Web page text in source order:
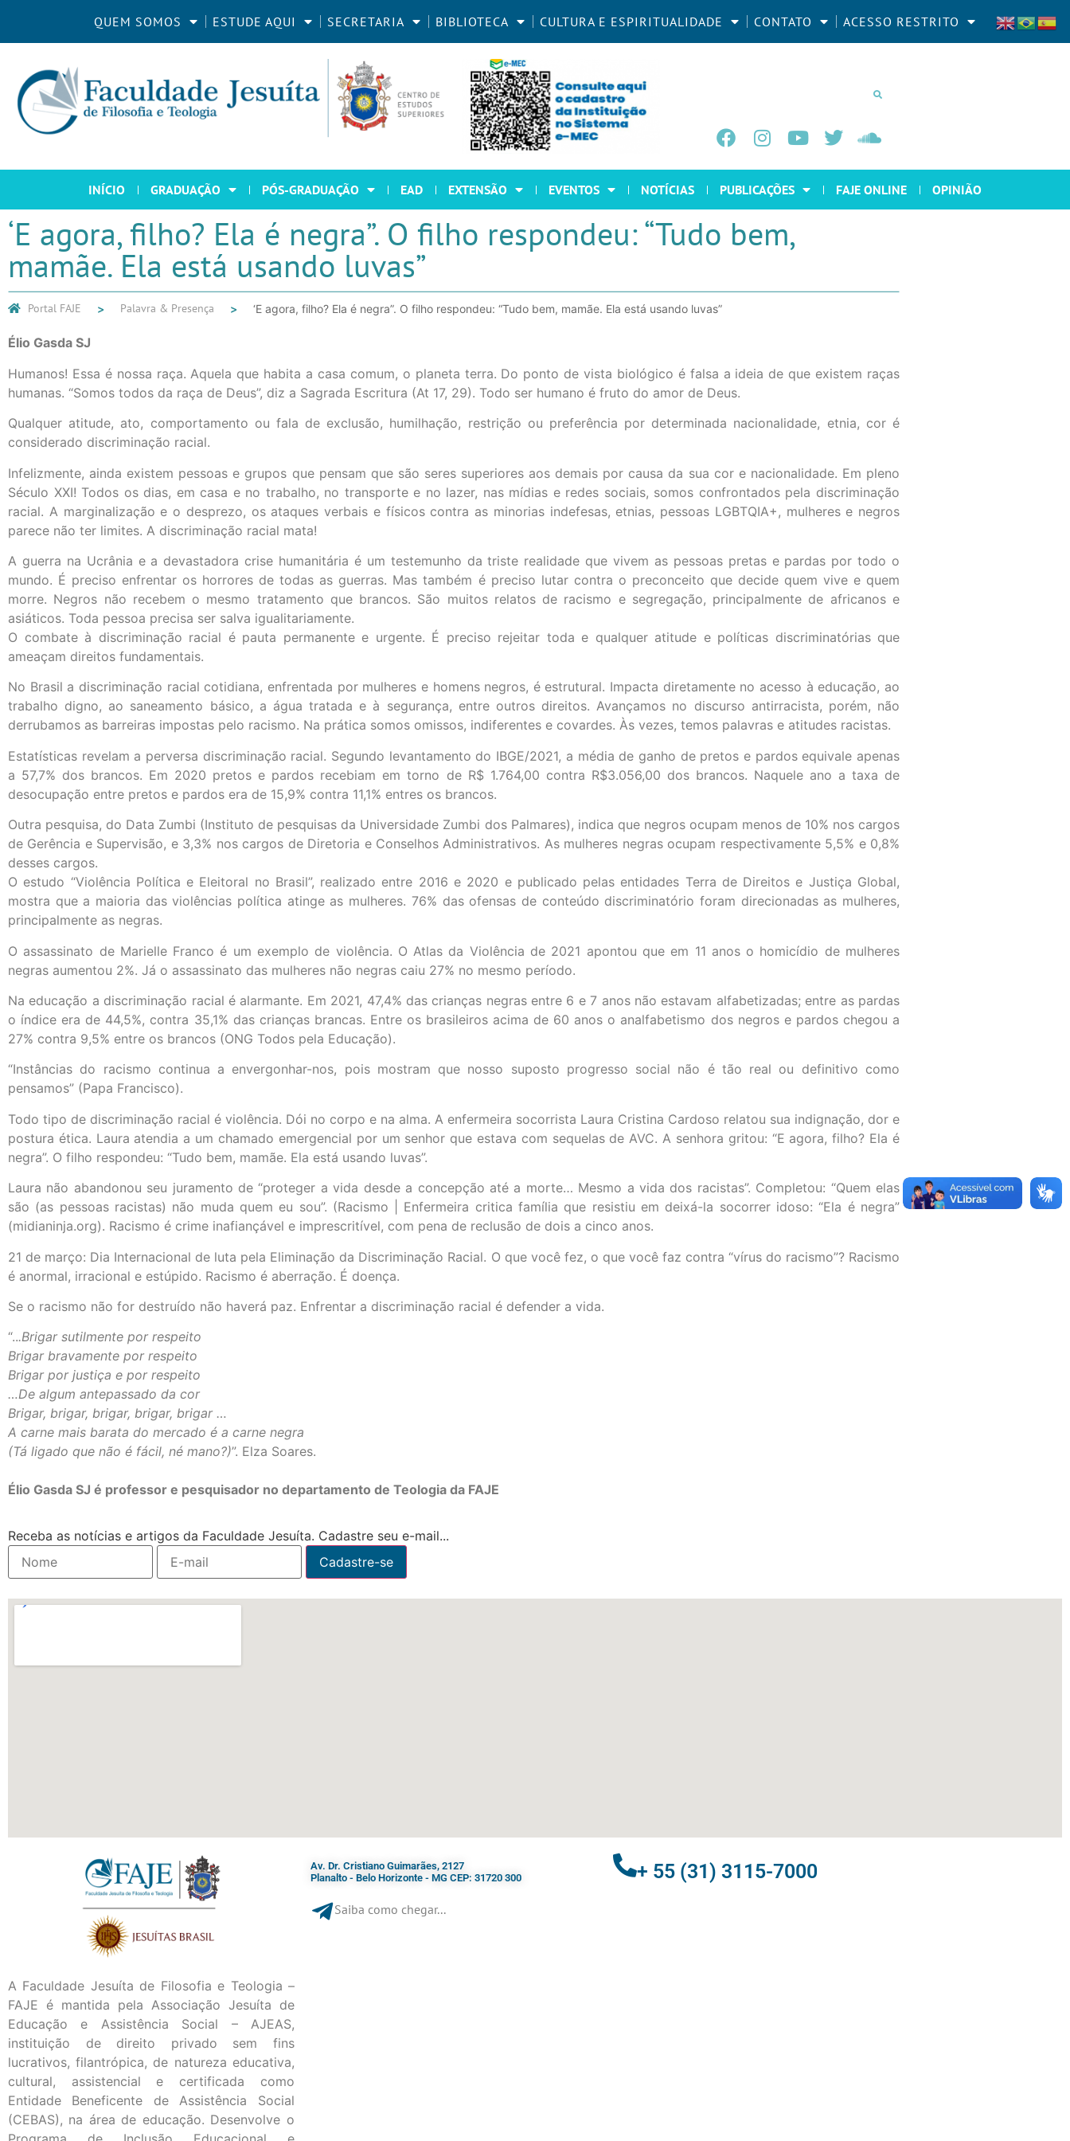
QUEM SOMOS ESTUDE AQUI SECRETARIA BIBLIOTECA CULTURA E ESPIRITUALIDADE CONTATO ACESSO RESTRITO
INÍCIO GRADUAÇÃO PÓS-GRADUAÇÃO EAD EXTENSÃO EVENTOS NOTÍCIAS PUBLICAÇÕES FAJE ONLINE OPINIÃO
‘E agora, filho? Ela é negra”. O filho respondeu: “Tudo bem,
mamãe. Ela está usando luvas”
Portal FAJE Palavra & Presença ‘E agora, filho? Ela é negra”. O filho respondeu: “Tudo bem, mamãe. Ela está usando luvas”
Élio Gasda SJ
Humanos! Essa é nossa raça. Aquela que habita a casa comum, o planeta terra. Do ponto de vista biológico é falsa a ideia de que existem raças
humanas. “Somos todos da raça de Deus”, diz a Sagrada Escritura (At 17, 29). Todo ser humano é fruto do amor de Deus.
Qualquer atitude, ato, comportamento ou fala de exclusão, humilhação, restrição ou preferência por determinada nacionalidade, etnia, cor é
considerado discriminação racial.
Infelizmente, ainda existem pessoas e grupos que pensam que são seres superiores aos demais por causa da sua cor e nacionalidade. Em pleno
Século XXI! Todos os dias, em casa e no trabalho, no transporte e no lazer, nas mídias e redes sociais, somos confrontados pela discriminação
racial. A marginalização e o desprezo, os ataques verbais e físicos contra as minorias indefesas, etnias, pessoas LGBTQIA+, mulheres e negros
parece não ter limites. A discriminação racial mata!
A guerra na Ucrânia e a devastadora crise humanitária é um testemunho da triste realidade que vivem as pessoas pretas e pardas por todo o
mundo. É preciso enfrentar os horrores de todas as guerras. Mas também é preciso lutar contra o preconceito que decide quem vive e quem
morre. Negros não recebem o mesmo tratamento que brancos. São muitos relatos de racismo e segregação, principalmente de africanos e
asiáticos. Toda pessoa precisa ser salva igualitariamente.
O combate à discriminação racial é pauta permanente e urgente. É preciso rejeitar toda e qualquer atitude e políticas discriminatórias que
ameaçam direitos fundamentais.
No Brasil a discriminação racial cotidiana, enfrentada por mulheres e homens negros, é estrutural. Impacta diretamente no acesso à educação, ao
trabalho digno, ao saneamento básico, a água tratada e à segurança, entre outros direitos. Avançamos no discurso antirracista, porém, não
derrubamos as barreiras impostas pelo racismo. Na prática somos omissos, indiferentes e covardes. Às vezes, temos palavras e atitudes racistas.
Estatísticas revelam a perversa discriminação racial. Segundo levantamento do IBGE/2021, a média de ganho de pretos e pardos equivale apenas
a 57,7% dos brancos. Em 2020 pretos e pardos recebiam em torno de R$ 1.764,00 contra R$3.056,00 dos brancos. Naquele ano a taxa de
desocupação entre pretos e pardos era de 15,9% contra 11,1% entres os brancos.
Outra pesquisa, do Data Zumbi (Instituto de pesquisas da Universidade Zumbi dos Palmares), indica que negros ocupam menos de 10% nos cargos
de Gerência e Supervisão, e 3,3% nos cargos de Diretoria e Conselhos Administrativos. As mulheres negras ocupam respectivamente 5,5% e 0,8%
desses cargos.
O estudo “Violência Política e Eleitoral no Brasil”, realizado entre 2016 e 2020 e publicado pelas entidades Terra de Direitos e Justiça Global,
mostra que a maioria das violências política atinge as mulheres. 76% das ofensas de conteúdo discriminatório foram direcionadas as mulheres,
principalmente as negras.
O assassinato de Marielle Franco é um exemplo de violência. O Atlas da Violência de 2021 apontou que em 11 anos o homicídio de mulheres
negras aumentou 2%. Já o assassinato das mulheres não negras caiu 27% no mesmo período.
Na educação a discriminação racial é alarmante. Em 2021, 47,4% das crianças negras entre 6 e 7 anos não estavam alfabetizadas; entre as pardas
o índice era de 44,5%, contra 35,1% das crianças brancas. Entre os brasileiros acima de 60 anos o analfabetismo dos negros e pardos chegou a
27% contra 9,5% entre os brancos (ONG Todos pela Educação).
“Instâncias do racismo continua a envergonhar-nos, pois mostram que nosso suposto progresso social não é tão real ou definitivo como
pensamos” (Papa Francisco).
Todo tipo de discriminação racial é violência. Dói no corpo e na alma. A enfermeira socorrista Laura Cristina Cardoso relatou sua indignação, dor e
postura ética. Laura atendia a um chamado emergencial por um senhor que estava com sequelas de AVC. A senhora gritou: “E agora, filho? Ela é
negra”. O filho respondeu: “Tudo bem, mamãe. Ela está usando luvas”.
Laura não abandonou seu juramento de “proteger a vida desde a concepção até a morte… Mesmo a vida dos racistas”. Completou: “Quem elas
são (as pessoas racistas) não muda quem eu sou”. (Racismo | Enfermeira critica família que resistiu em deixá-la socorrer idoso: “Ela é negra”
(midianinja.org). Racismo é crime inafiançável e imprescritível, com pena de reclusão de dois a cinco anos.
21 de março: Dia Internacional de luta pela Eliminação da Discriminação Racial. O que você fez, o que você faz contra “vírus do racismo”? Racismo
é anormal, irracional e estúpido. Racismo é aberração. É doença.
Se o racismo não for destruído não haverá paz. Enfrentar a discriminação racial é defender a vida.
“...Brigar sutilmente por respeito
Brigar bravamente por respeito
Brigar por justiça e por respeito
…De algum antepassado da cor
Brigar, brigar, brigar, brigar, brigar …
A carne mais barata do mercado é a carne negra
(Tá ligado que não é fácil, né mano?)”. Elza Soares.
Élio Gasda SJ é professor e pesquisador no departamento de Teologia da FAJE
Receba as notícias e artigos da Faculdade Jesuíta. Cadastre seu e-mail...
A Faculdade Jesuíta de Filosofia e Teologia –
FAJE é mantida pela Associação Jesuíta de
Educação e Assistência Social – AJEAS,
instituição de direito privado sem fins
lucrativos, filantrópica, de natureza educativa,
cultural, assistencial e certificada como
Entidade Beneficente de Assistência Social
(CEBAS), na área de educação. Desenvolve o
Av. Dr. Cristiano Guimarães, 2127
Planalto - Belo Horizonte - MG CEP: 31720 300
Saiba como chegar...
+ 55 (31) 3115-7000​